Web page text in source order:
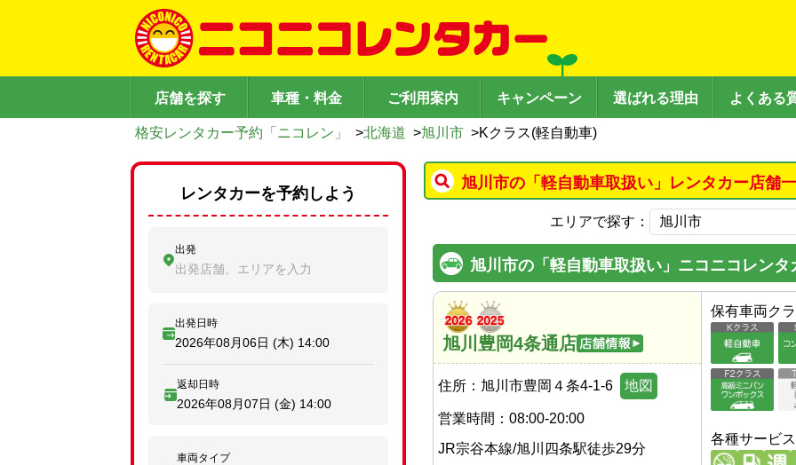
店舗を探す 車種・料金 ご利用案内 キャンペーン 選ばれる理由 よくある
格安レンタカー予約「ニコレン」 >北海道 >旭川市 >Kクラス(軽自動車)
旭川市の「軽自動車取扱い」レンタカー店舗
エリアで探す：
旭川市の「軽自動車取扱い」ニコニコレンタ
旭川豊岡4条通店
住所： 旭川市豊岡４条4-1-6 地図
営業時間： 08:00-20:00
JR宗谷本線/旭川四条駅徒歩29分
保有車両ク
各種サービス
レンタカーを予約しよう
出発
出発店舗、エリアを入力
出発日時
2026年08月06日 (木) 14:00
返却日時
2026年08月07日 (金) 14:00
車両タイプ